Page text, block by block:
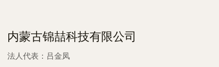
内蒙古锦喆科技有限公司
法人代表： 吕金凤